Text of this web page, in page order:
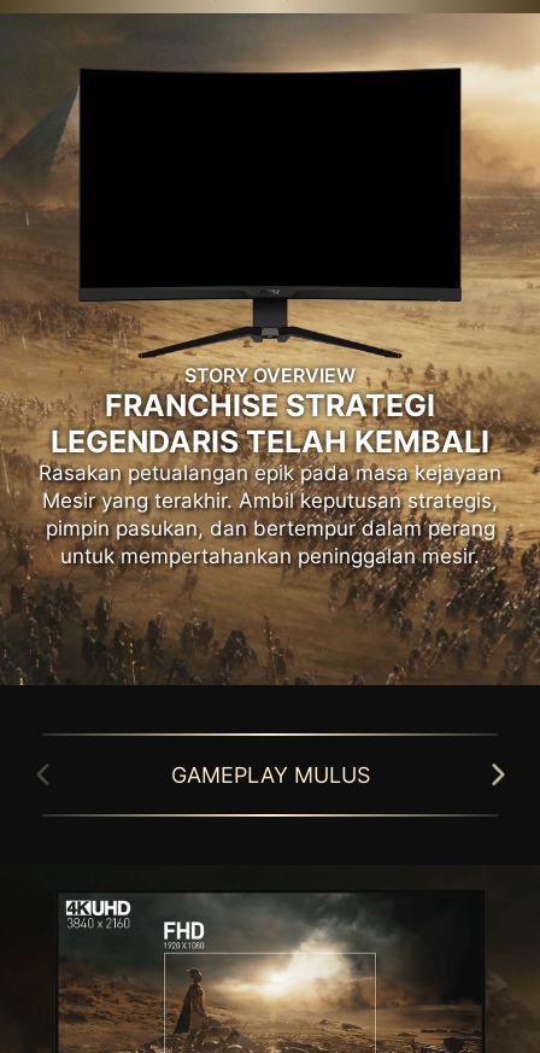
STORY OVERVIEW
FRANCHISE STRATEGI
LEGENDARIS TELAH KEMBALI
Rasakan petualangan epik pada masa kejayaan
Mesir yang terakhir. Ambil keputusan strategis,
pimpin pasukan, dan bertempur dalam perang
untuk mempertahankan peninggalan mesir.
GAMEPLAY MULUS
Monitor gaming MSI dilengkapi dengan
teknologi HDR yang dapat memproduksi
warna lebih detail, jangkauan warna yang
luas, dan mirip dengan penglihatan mata
GAMING INTELLIGENCE APP
Sederhanakan pengaturan monitor dengan
Gaming Intelligence APP. Sesuaikan
pengaturan, ganti game dengan mudah
menggunakan hotkey, dan aktifkan Night